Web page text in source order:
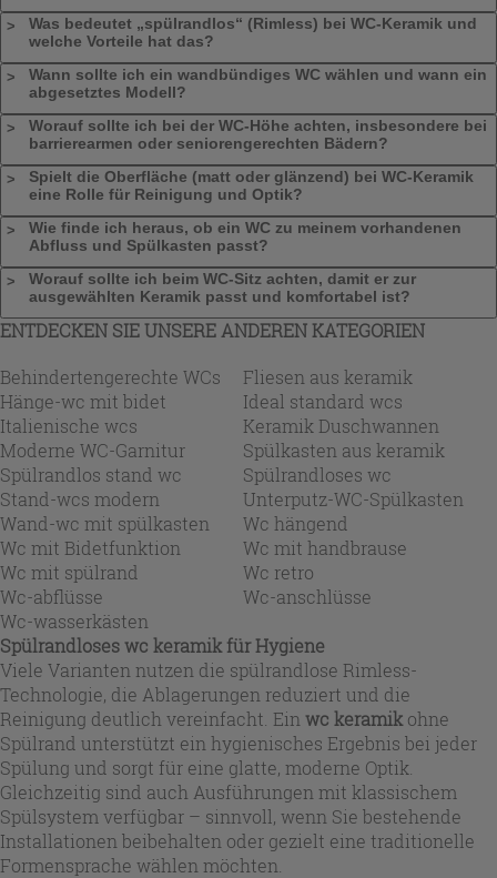
Was bedeutet „spülrandlos“ (Rimless) bei WC-Keramik und
welche Vorteile hat das?
Wann sollte ich ein wandbündiges WC wählen und wann ein
abgesetztes Modell?
Worauf sollte ich bei der WC-Höhe achten, insbesondere bei
barrierearmen oder seniorengerechten Bädern?
Spielt die Oberfläche (matt oder glänzend) bei WC-Keramik
eine Rolle für Reinigung und Optik?
Wie finde ich heraus, ob ein WC zu meinem vorhandenen
Abfluss und Spülkasten passt?
Worauf sollte ich beim WC-Sitz achten, damit er zur
ausgewählten Keramik passt und komfortabel ist?
ENTDECKEN SIE UNSERE ANDEREN KATEGORIEN
Behindertengerechte WCs
Fliesen aus keramik
Hänge-wc mit bidet
Ideal standard wcs
Italienische wcs
Keramik Duschwannen
Moderne WC-Garnitur
Spülkasten aus keramik
Spülrandlos stand wc
Spülrandloses wc
Stand-wcs modern
Unterputz-WC-Spülkasten
Wand-wc mit spülkasten
Wc hängend
Wc mit Bidetfunktion
Wc mit handbrause
Wc mit spülrand
Wc retro
Wc-abflüsse
Wc-anschlüsse
Wc-wasserkästen
Spülrandloses wc keramik für Hygiene
Viele Varianten nutzen die spülrandlose Rimless-
Technologie, die Ablagerungen reduziert und die
Reinigung deutlich vereinfacht. Ein wc keramik ohne
Spülrand unterstützt ein hygienisches Ergebnis bei jeder
Spülung und sorgt für eine glatte, moderne Optik.
Gleichzeitig sind auch Ausführungen mit klassischem
Spülsystem verfügbar – sinnvoll, wenn Sie bestehende
Installationen beibehalten oder gezielt eine traditionelle
Formensprache wählen möchten.